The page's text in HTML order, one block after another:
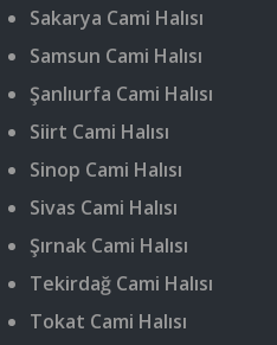
Sakarya Cami Halısı
Samsun Cami Halısı
Şanlıurfa Cami Halısı
Siirt Cami Halısı
Sinop Cami Halısı
Sivas Cami Halısı
Şırnak Cami Halısı
Tekirdağ Cami Halısı
Tokat Cami Halısı